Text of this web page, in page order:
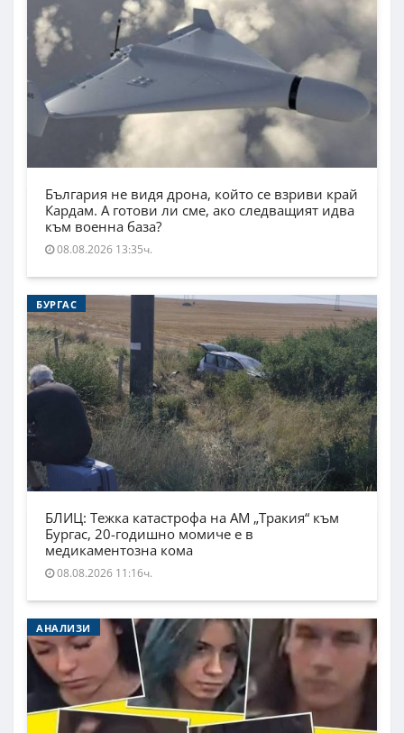
България не видя дрона, който се взриви край
Кардам. А готови ли сме, ако следващият идва
към военна база?
08.08.2026 13:35ч.
БУРГАС
БЛИЦ: Тежка катастрофа на АМ „Тракия“ към
Бургас, 20-годишно момиче е в
медикаментозна кома
08.08.2026 11:16ч.
АНАЛИЗИ